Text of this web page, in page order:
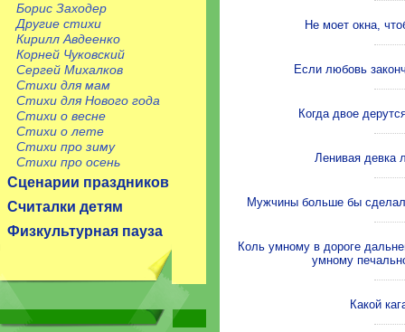
Борис Заходер
Другие стихи
Кирилл Авдеенко
Корней Чуковский
Сергей Михалков
Стихи для мам
Стихи для Нового года
Стихи о весне
Стихи о лете
Стихи про зиму
Стихи про осень
Сценарии праздников
Считалки детям
Физкультурная пауза
Не моет окна,
Если любовь
Когда двое
Ленивая девка
Мужчины больше бы
Коль умному в дороге
умному
Какой